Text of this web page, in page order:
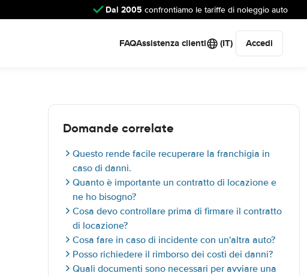
Dal 2005 confrontiamo le tariffe di noleggio auto
FAQAssistenza clienti (IT) Accedi
Domande correlate
Questo rende facile recuperare la franchigia in
caso di danni.
Quanto è importante un contratto di locazione e
ne ho bisogno?
Cosa devo controllare prima di firmare il contratto
di locazione?
Cosa fare in caso di incidente con un'altra auto?
Posso richiedere il rimborso dei costi dei danni?
Quali documenti sono necessari per avviare una